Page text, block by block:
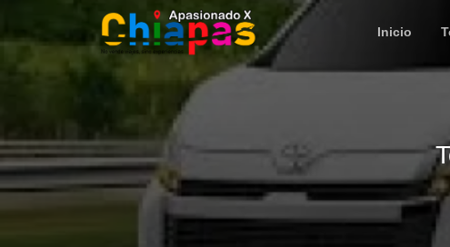
Inicio